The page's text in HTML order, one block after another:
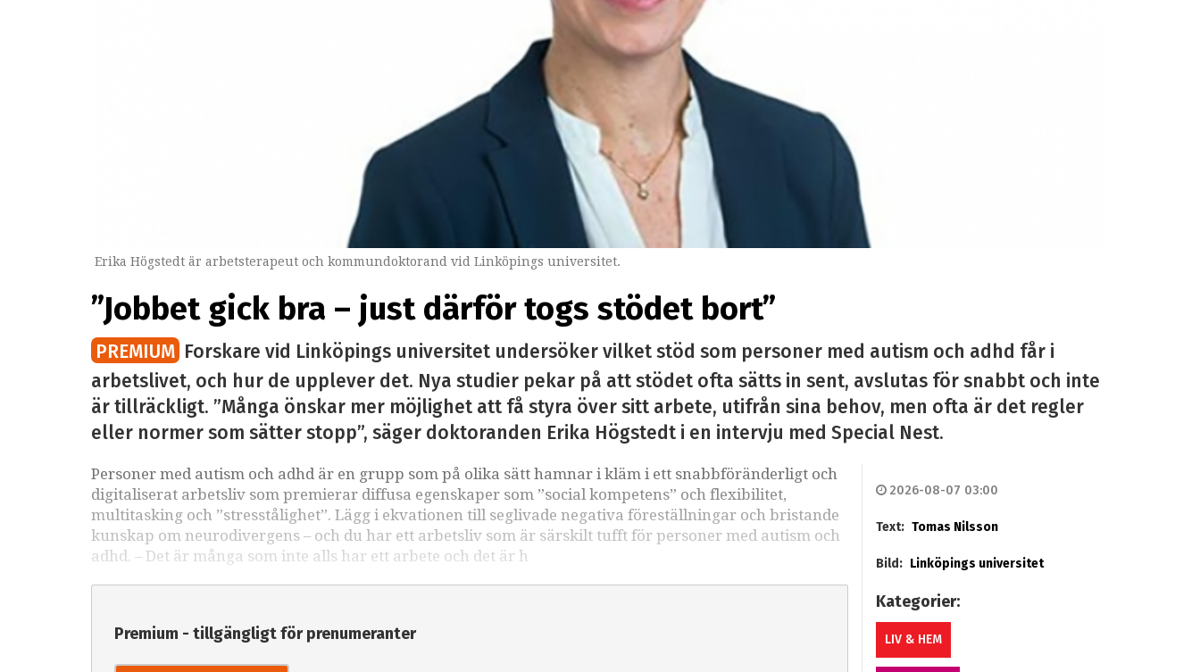
Erika Högstedt är arbetsterapeut och kommundoktorand vid Linköpings universitet.
”Jobbet gick bra – just därför togs stödet bort”
PREMIUM Forskare vid Linköpings universitet undersöker vilket stöd som personer med autism och adhd får i
arbetslivet, och hur de upplever det. Nya studier pekar på att stödet ofta sätts in sent, avslutas för snabbt och inte
är tillräckligt. ”Många önskar mer möjlighet att få styra över sitt arbete, utifrån sina behov, men ofta är det regler
eller normer som sätter stopp”, säger doktoranden Erika Högstedt i en intervju med Special Nest.
Personer med autism och adhd är en grupp som på olika sätt hamnar i kläm i ett snabbföränderligt och
digitaliserat arbetsliv som premierar diffusa egenskaper som ”social kompetens” och flexibilitet,
multitasking och ”stresstålighet”. Lägg i ekvationen till seglivade negativa föreställningar och bristande
kunskap om neurodivergens – och du har ett arbetsliv som är särskilt tufft för personer med autism och
adhd. – Det är många som inte alls har ett arbete och det är h
Premium - tillgängligt för prenumeranter
2026-08-07 03:00
Text: Tomas Nilsson
Bild: Linköpings universitet
Kategorier:
LIV & HEM